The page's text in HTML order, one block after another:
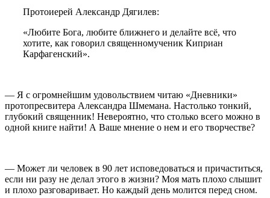
Протоиерей Александр Дягилев:
«Любите Бога, любите ближнего и делайте всё, что
хотите, как говорил священномученик Киприан
Карфагенский».
— Я с огромнейшим удовольствием читаю «Дневники»
протопресвитера Александра Шмемана. Настолько тонкий,
глубокий священник! Невероятно, что столько всего можно в
одной книге найти! А Ваше мнение о нем и его творчестве?
— Может ли человек в 90 лет исповедоваться и причаститься,
если ни разу не делал этого в жизни? Моя мать плохо слышит
и плохо разговаривает. Но каждый день молится перед сном.